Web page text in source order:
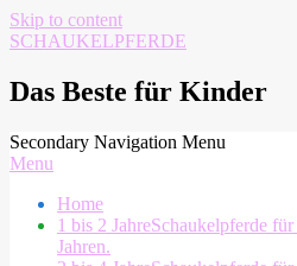
Skip to content
SCHAUKELPFERDE
Das Beste für Kinder
Secondary Navigation Menu
Menu
Home
1 bis 2 JahreSchaukelpferde
Jahren.